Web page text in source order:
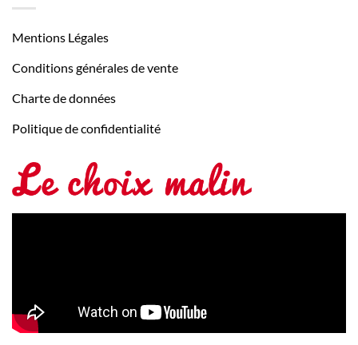
Mentions Légales
Conditions générales de vente
Charte de données
Politique de confidentialité